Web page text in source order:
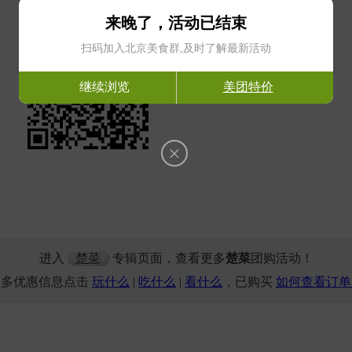
进入 楚菜 专辑页面，查看更多楚菜团购活动！
优惠信息点击 玩什么 | 吃什么 | 看什么 ，已购买 如何查看订
×
来晚了，活动已结束
扫码加入北京美食群,及时了解最新活动
继续浏览 美团特价